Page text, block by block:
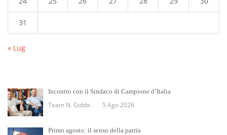
31
« Lug
Incontro con il Sindaco di Campione d’Italia
Team N. Gobbi 5 Ago 2026
Primo agosto: il senso della patria